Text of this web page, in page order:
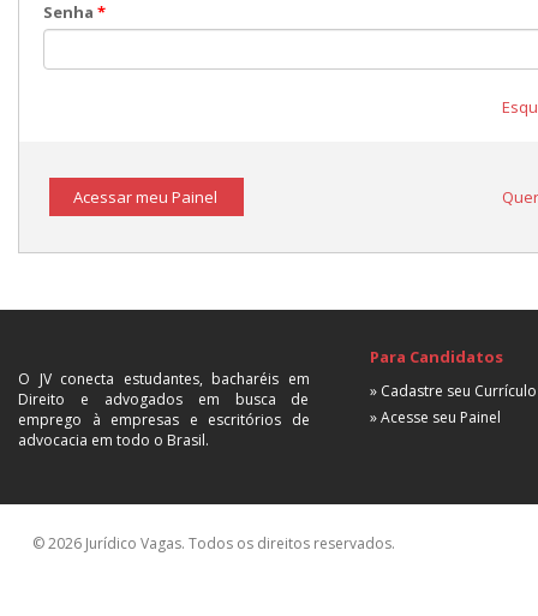
Senha *
Acessar meu Painel
O JV conecta estudantes, bacharéis em
Direito e advogados em busca de
emprego à empresas e escritórios de
advocacia em todo o Brasil.
Para Candidatos
» Cadastre seu Currículo
» Acesse seu Painel
© 2026 Jurídico Vagas. Todos os direitos reservados.